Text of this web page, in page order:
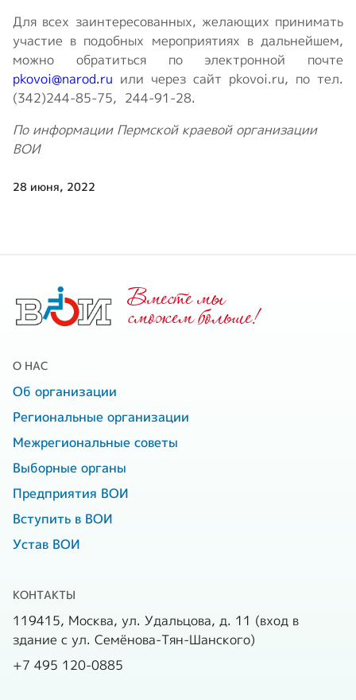
Для всех заинтересованных, желающих принимать
участие в подобных мероприятиях в дальнейшем,
можно обратиться по электронной почте
pkovoi@narod.ru или через сайт pkovoi.ru, по тел.
(342)244-85-75, 244-91-28.
По информации Пермской краевой организации
ВОИ
28 июня, 2022
Вместе мы
cможем больше!
О НАС
Об организации
Региональные организации
Межрегиональные советы
Выборные органы
Предприятия ВОИ
Вступить в ВОИ
Устав ВОИ
КОНТАКТЫ
119415, Москва, ул. Удальцова, д. 11 (вход в
здание с ул. Семёнова-Тян-Шанского)
+7 495 120-0885